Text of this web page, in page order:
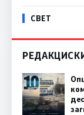
СВЕТ